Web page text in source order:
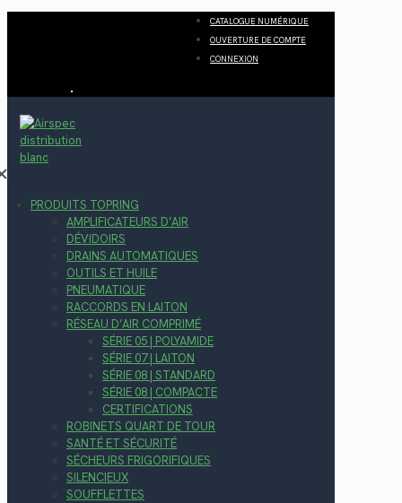
CATALOGUE NUMÉRIQUE
OUVERTURE DE COMPTE
CONNEXION
PRODUITS TOPRING
AMPLIFICATEURS D’AIR
DÉVIDOIRS
DRAINS AUTOMATIQUES
OUTILS ET HUILE
PNEUMATIQUE
RACCORDS EN LAITON
RÉSEAU D’AIR COMPRIMÉ
SÉRIE 05 | POLYAMIDE
SÉRIE 07 | LAITON
SÉRIE 08 | STANDARD
SÉRIE 08 | COMPACTE
CERTIFICATIONS
ROBINETS QUART DE TOUR
SANTÉ ET SÉCURITÉ
SÉCHEURS FRIGORIFIQUES
SILENCIEUX
SOUFFLETTES